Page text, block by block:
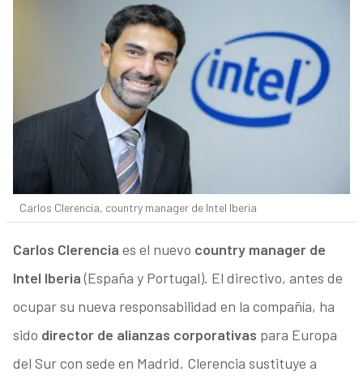
Carlos Clerencia, country manager de Intel Iberia
Carlos Clerencia es el nuevo country manager de
Intel Iberia(España y Portugal). El directivo, antes de
ocupar su nueva responsabilidad en la compañía, ha
sido director de alianzas corporativas para Europa
del Sur con sede en Madrid. Clerencia sustituye a